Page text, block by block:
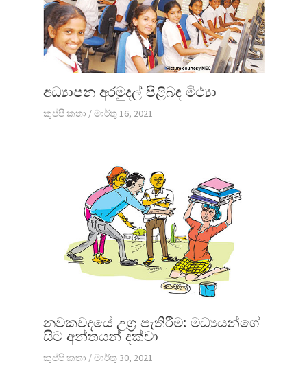
අධ්‍යාපන අරමුදල් පිළිබඳ මිථ්‍යා
කුප්පි කතා /මාර්තු 16, 2021
නවකවදයේ උග්‍ර පැතිරීම: මධ්‍යයන්ගේ
සිට අන්තයන් දක්වා
කුප්පි කතා /මාර්තු 30, 2021